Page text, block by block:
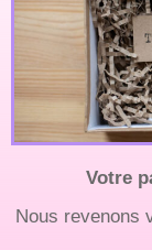
Votre
Nous revenons